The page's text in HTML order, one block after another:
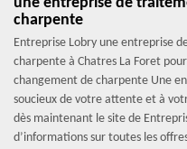
charpente
Entreprise Lobry une entreprise
charpente à Chatres La Foret
changement de charpente Une
soucieux de votre attente et à
dès maintenant le site de
d’informations sur toutes les